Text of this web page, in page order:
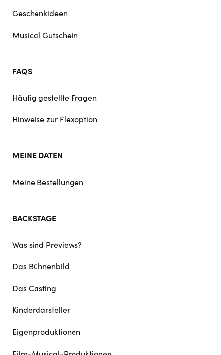
Geschenkideen
Musical Gutschein
FAQS
Häufig gestellte Fragen
Hinweise zur Flexoption
MEINE DATEN
Meine Bestellungen
BACKSTAGE
Was sind Previews?
Das Bühnenbild
Das Casting
Kinderdarsteller
Eigenproduktionen